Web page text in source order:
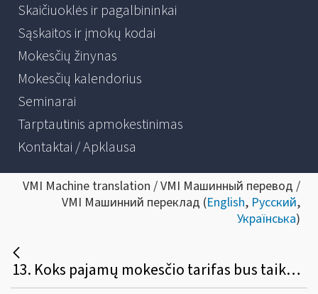
Skaičiuoklės ir pagalbininkai
Sąskaitos ir įmokų kodai
Mokesčių žinynas
Mokesčių kalendorius
Seminarai
Tarptautinis apmokestinimas
Kontaktai / Apklausa
VMI Machine translation / VMI Машинный перевод /
VMI Машинний переклад (English, Русский,
Українська)
13. Koks pajamų mokesčio tarifas bus taikomas ligos, motinystės, tėvystės, vaiko priežiūros ir ilgalaikio darbo išmokoms?